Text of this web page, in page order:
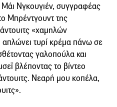
Νγκουγιέν, συγγραφέας
Μπρέντγουντ της
«χαμηλών
τυρί κρέμα πάνω σε
γαλοπούλα και
βλέποντας το βίντεο
Νεαρή μου κοπέλα,